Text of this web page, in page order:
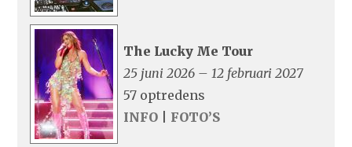
The Lucky Me Tour
25 juni 2026 – 12 februari 2027
57 optredens
INFO
FOTO’S